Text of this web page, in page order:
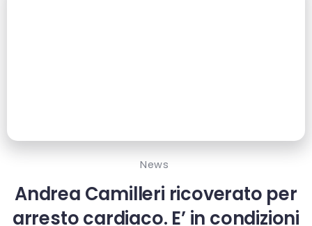
News
Andrea Camilleri ricoverato per
arresto cardiaco. E’ in condizioni